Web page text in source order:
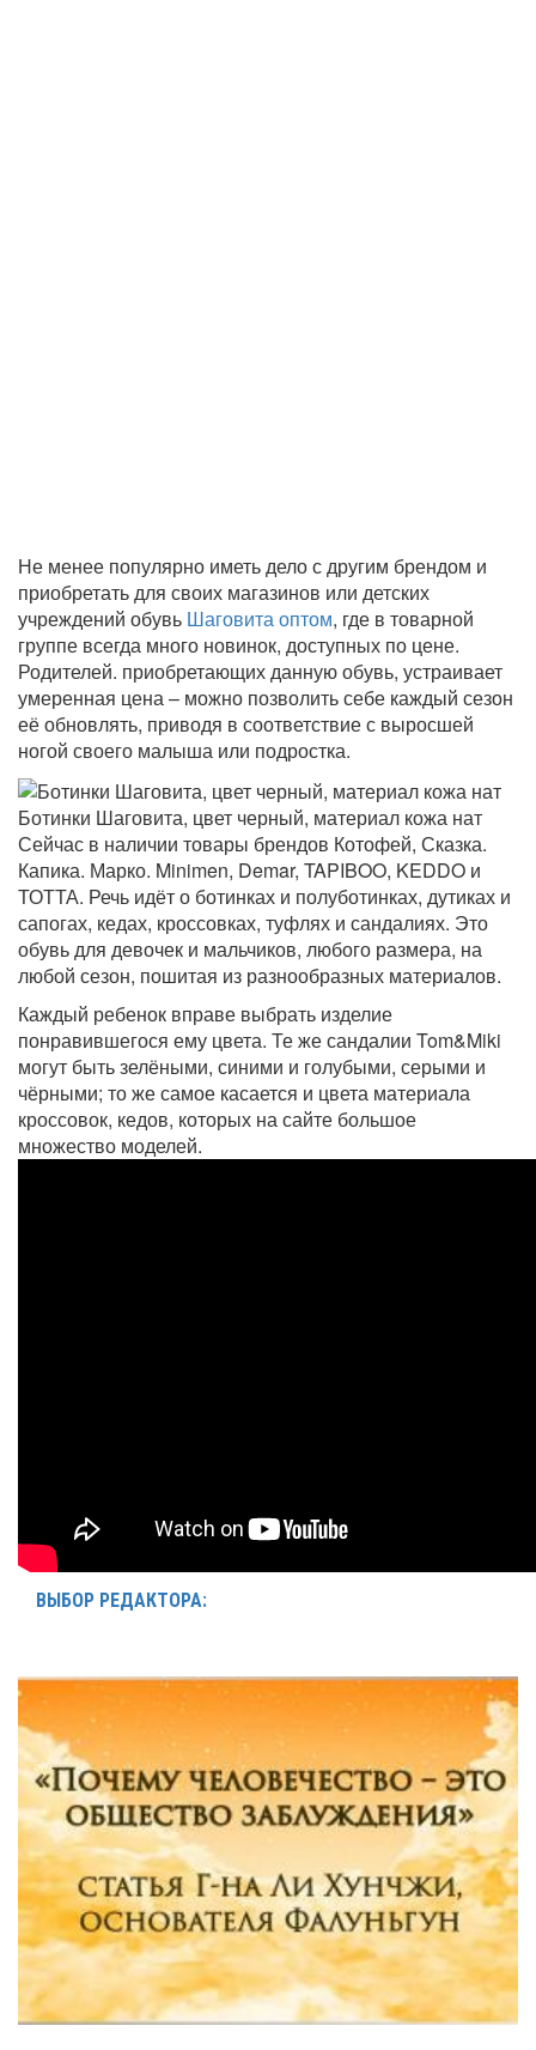
Не менее популярно иметь дело с другим брендом и
приобретать для своих магазинов или детских
учреждений обувь Шаговита оптом, где в товарной
группе всегда много новинок, доступных по цене.
Родителей. приобретающих данную обувь, устраивает
умеренная цена – можно позволить себе каждый сезон
её обновлять, приводя в соответствие с выросшей
ногой своего малыша или подростка.
Ботинки Шаговита, цвет черный, материал кожа нат
Сейчас в наличии товары брендов Котофей, Сказка.
Капика. Марко. Minimen, Demar, TAPIBOO, KEDDO и
ТОТТА. Речь идёт о ботинках и полуботинках, дутиках и
сапогах, кедах, кроссовках, туфлях и сандалиях. Это
обувь для девочек и мальчиков, любого размера, на
любой сезон, пошитая из разнообразных материалов.
Каждый ребенок вправе выбрать изделие
понравившегося ему цвета. Те же сандалии Tom&Miki
могут быть зелёными, синими и голубыми, серыми и
чёрными; то же самое касается и цвета материала
кроссовок, кедов, которых на сайте большое
множество моделей.
ВЫБОР РЕДАКТОРА: